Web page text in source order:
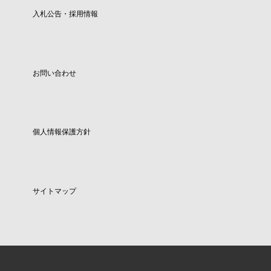
入札公告・採用情報
お問い合わせ
個人情報保護方針
サイトマップ